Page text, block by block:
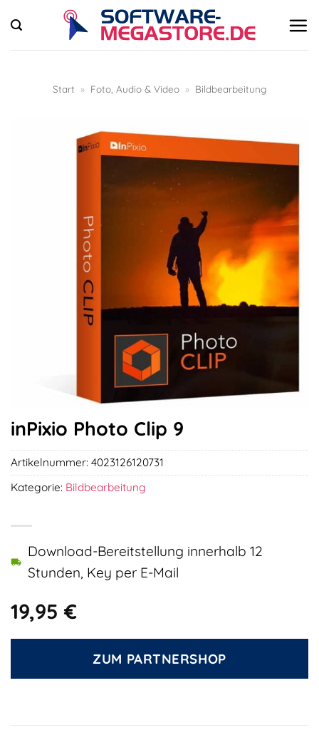
Inhalt
springen
Start » Foto, Audio & Video » Bildbearbeitung
inPixio Photo Clip 9
19,95€
Download-Bereitstellung innerhalb 12
Stunden, Key per E-Mail
ZUM PARTNERSHOP
Artikelnummer: 4023126120731
Kategorie: Bildbearbeitung